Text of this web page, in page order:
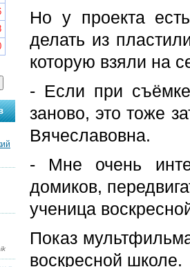
Но у проекта
делать из
которую взяли на
- Если при
заново, это тоже
Вячеславовна.
- Мне очень
домиков,
ученица
Показ
воскресной школе.